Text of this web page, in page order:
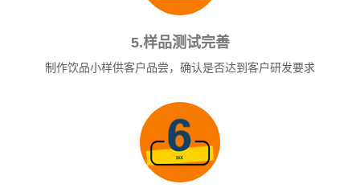
5.样品测试完善
制作饮品小样供客户品尝，确认是否达到客户研发要求